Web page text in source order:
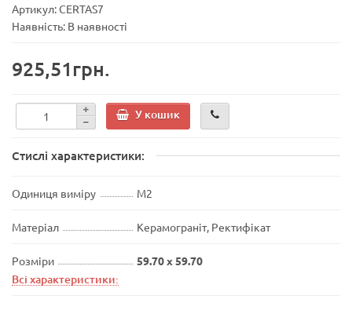
Артикул: CERTAS7
Наявність: В наявності
925,51грн.
У кошик
Стислі характеристики:
Одиниця виміру М2
Матеріал Керамограніт, Ректифікат
Розміри 59.70 x 59.70
Всі характеристики: